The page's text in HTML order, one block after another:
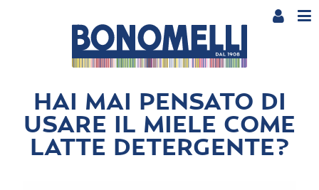
HAI MAI PENSATO DI
USARE IL MIELE COME
LATTE DETERGENTE?